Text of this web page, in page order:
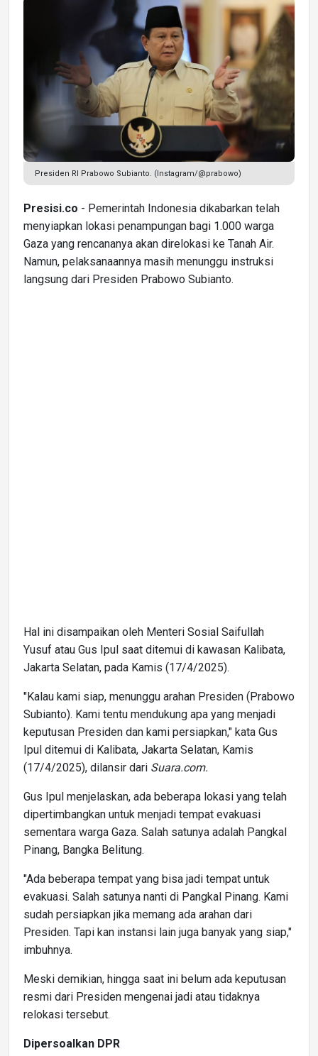
Presiden RI Prabowo Subianto. (Instagram/@prabowo)
Presisi.co - Pemerintah Indonesia dikabarkan telah
menyiapkan lokasi penampungan bagi 1.000 warga
Gaza yang rencananya akan direlokasi ke Tanah Air.
Namun, pelaksanaannya masih menunggu instruksi
langsung dari Presiden Prabowo Subianto.
Hal ini disampaikan oleh Menteri Sosial Saifullah
Yusuf atau Gus Ipul saat ditemui di kawasan Kalibata,
Jakarta Selatan, pada Kamis (17/4/2025).
"Kalau kami siap, menunggu arahan Presiden (Prabowo
Subianto). Kami tentu mendukung apa yang menjadi
keputusan Presiden dan kami persiapkan," kata Gus
Ipul ditemui di Kalibata, Jakarta Selatan, Kamis
(17/4/2025), dilansir dari Suara.com.
Gus Ipul menjelaskan, ada beberapa lokasi yang telah
dipertimbangkan untuk menjadi tempat evakuasi
sementara warga Gaza. Salah satunya adalah Pangkal
Pinang, Bangka Belitung.
"Ada beberapa tempat yang bisa jadi tempat untuk
evakuasi. Salah satunya nanti di Pangkal Pinang. Kami
sudah persiapkan jika memang ada arahan dari
Presiden. Tapi kan instansi lain juga banyak yang siap,"
imbuhnya.
Meski demikian, hingga saat ini belum ada keputusan
resmi dari Presiden mengenai jadi atau tidaknya
relokasi tersebut.
Dipersoalkan DPR